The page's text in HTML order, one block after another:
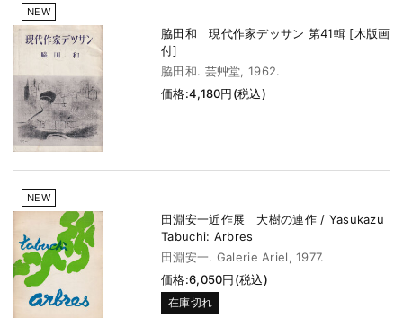
NEW
脇田和 現代作家デッサン 第41輯 [木版画
付]
脇田和. 芸艸堂, 1962.
価格:4,180円(税込)
NEW
田淵安一近作展 大樹の連作 / Yasukazu
Tabuchi: Arbres
田淵安一. Galerie Ariel, 1977.
価格:6,050円(税込)
在庫切れ